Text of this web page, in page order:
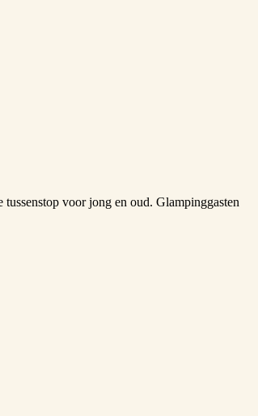
voor jong en oud. Glampinggasten